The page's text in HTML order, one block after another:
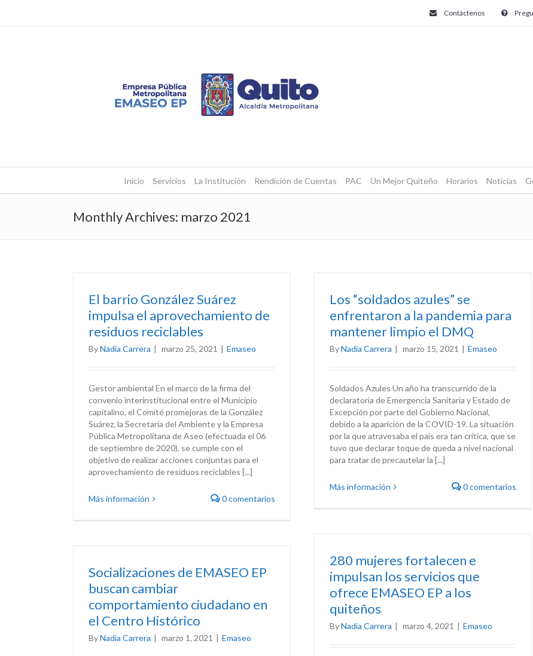
Contáctenos
Inicio Servicios La Institución Rendición de Cuentas PAC Un Mejor Quiteño Horarios Noticias
Monthly Archives: marzo 2021
El barrio González Suárez
impulsa el aprovechamiento de
residuos reciclables
ByNadia Carrera | marzo 25, 2021 | Emaseo
Gestor ambiental En el marco de la firma del
convenio interinstitucional entre el Municipio
capitalino, el Comité promejoras de la González
Suárez, la Secretaría del Ambiente y la Empresa
Pública Metropolitana de Aseo (efectuada el 06
de septiembre de 2020), se cumple con el
objetivo de realizar acciones conjuntas para el
aprovechamiento de residuos reciclables [...]
Más información 0 comentarios
Los “soldados azules” se
enfrentaron a la pandemia para
mantener limpio el DMQ
ByNadia Carrera | marzo 15, 2021 | Emaseo
Soldados Azules Un año ha transcurrido de la
declaratoria de Emergencia Sanitaria y Estado de
Excepción por parte del Gobierno Nacional,
debido a la aparición de la COVID-19. La situación
por la que atravesaba el país era tan crítica, que se
tuvo que declarar toque de queda a nivel nacional
para tratar de precautelar la [...]
Más información 0 comentarios
280 mujeres fortalecen e
impulsan los servicios que
ofrece EMASEO EP a los
quiteños
ByNadia Carrera | marzo 4, 2021 | Emaseo
Socializaciones de EMASEO EP
buscan cambiar
comportamiento ciudadano en
el Centro Histórico
ByNadia Carrera | marzo 1, 2021 | Emaseo